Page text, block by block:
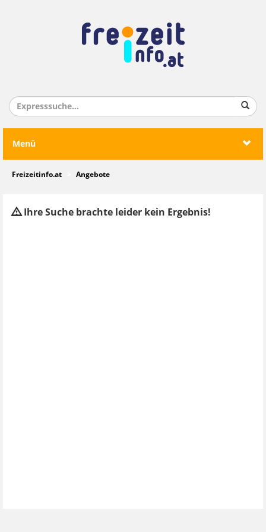
Menü
Freizeitinfo.at Angebote
Ihre Suche brachte leider kein Ergebnis!